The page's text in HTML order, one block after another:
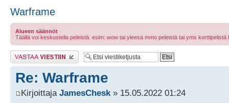
Warframe
Alueen säännöt
Täällä voi keskustella peleistä. esim: wow tai yleesä mmo peleistä tai yms korttipelistä
Lähetä vastaus
Re: Warframe
Kirjoittaja JamesChesk » 15.05.2022 01:24